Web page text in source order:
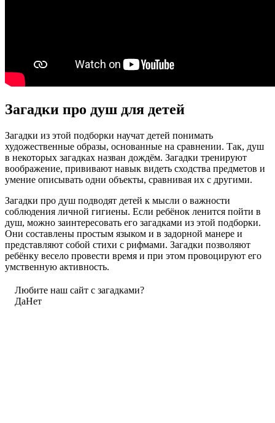
Загадки про душ для детей
Загадки из этой подборки научат детей понимать
художественные образы, основанные на сравнении. Так, душ
в некоторых загадках назван дождём. Загадки тренируют
воображение, прививают навык видеть сходства предметов и
умение описывать одни объекты, сравнивая их с другими.
Загадки про душ подводят детей к мысли о важности
соблюдения личной гигиены. Если ребёнок ленится пойти в
душ, можно заинтересовать его загадками из этой подборки.
Они составлены простым языком и в задорной манере и
представляют собой стихи с рифмами. Загадки позволяют
ребёнку весело провести время и при этом провоцируют его
умственную активность.
Любите наш сайт с загадками?
ДаНет